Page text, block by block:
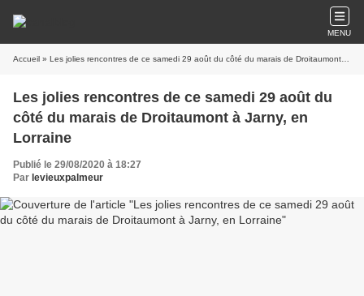
MENU
Accueil » Les jolies rencontres de ce samedi 29 août du côté du marais de Droitaumont à Jarny, en Lorraine
Les jolies rencontres de ce samedi 29 août du
côté du marais de Droitaumont à Jarny, en
Lorraine
Publié le 29/08/2020 à 18:27
Par levieuxpalmeur